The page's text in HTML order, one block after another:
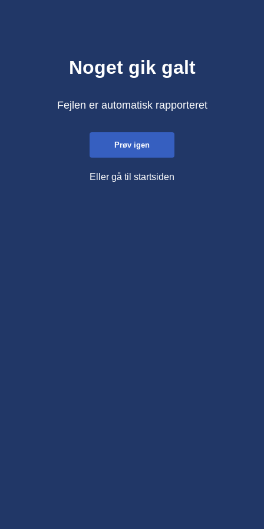
Noget gik galt
Fejlen er automatisk rapporteret
Prøv igen
Eller gå til startsiden